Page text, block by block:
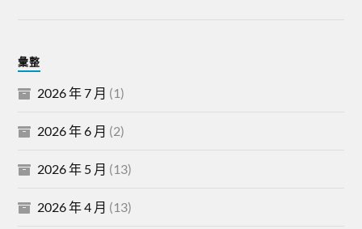
彙整
2026 年 7 月 (1)
2026 年 6 月 (2)
2026 年 5 月 (13)
2026 年 4 月 (13)